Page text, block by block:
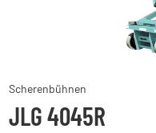
Scherenbühnen
JLG 4045R